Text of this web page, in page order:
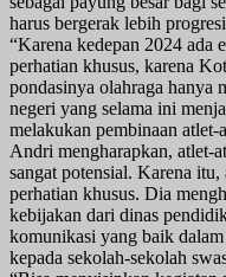
harus bergerak lebih
“Karena kedepan 2024 ada
perhatian khusus, karena
pondasinya olahraga hanya
negeri yang selama ini
melakukan pembinaan atlet-
Andri mengharapkan, atlet-
sangat potensial. Karena
perhatian khusus. Dia
kebijakan dari dinas
komunikasi yang baik
kepada sekolah-sekolah